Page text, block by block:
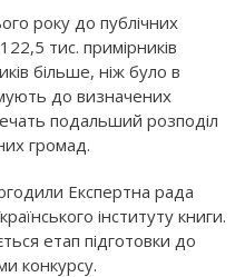
року до публічних
тис. примірників
більше, ніж було в
до визначених
подальший розподіл
громад.
Експертна рада
інституту книги.
етап підготовки до
конкурсу.